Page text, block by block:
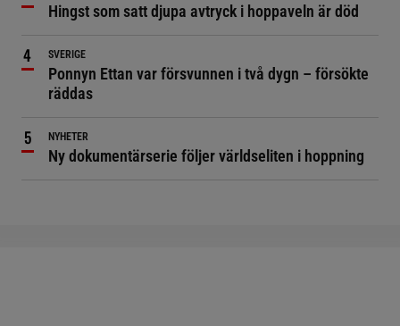
Hingst som satt djupa avtryck i hoppaveln är död
SVERIGE
Ponnyn Ettan var försvunnen i två dygn – försökte
räddas
NYHETER
Ny dokumentärserie följer världseliten i hoppning